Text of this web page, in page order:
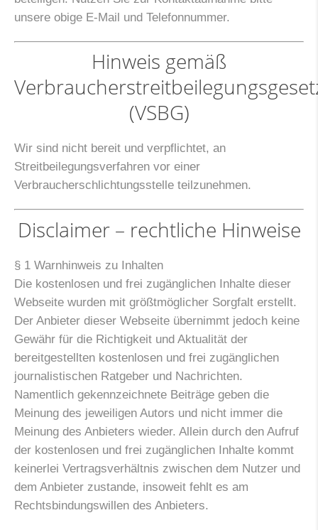
unsere obige E-Mail und Telefonnummer.
Hinweis gemäß
(VSBG)
Wir sind nicht bereit und verpflichtet, an
Streitbeilegungsverfahren vor einer
Verbraucherschlichtungsstelle teilzunehmen.
Disclaimer – rechtliche Hinweise
§ 1 Warnhinweis zu Inhalten
Die kostenlosen und frei zugänglichen Inhalte dieser
Webseite wurden mit größtmöglicher Sorgfalt erstellt.
Der Anbieter dieser Webseite übernimmt jedoch keine
Gewähr für die Richtigkeit und Aktualität der
bereitgestellten kostenlosen und frei zugänglichen
journalistischen Ratgeber und Nachrichten.
Namentlich gekennzeichnete Beiträge geben die
Meinung des jeweiligen Autors und nicht immer die
Meinung des Anbieters wieder. Allein durch den Aufruf
der kostenlosen und frei zugänglichen Inhalte kommt
keinerlei Vertragsverhältnis zwischen dem Nutzer und
dem Anbieter zustande, insoweit fehlt es am
Rechtsbindungswillen des Anbieters.